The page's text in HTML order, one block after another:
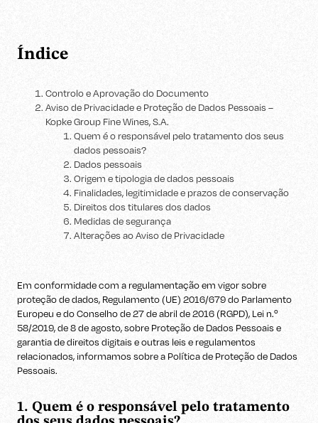
Índice
Controlo e Aprovação do Documento
Aviso de Privacidade e Proteção de Dados Pessoais –
Kopke Group Fine Wines, S.A.
Quem é o responsável pelo tratamento dos seus
dados pessoais?
Dados pessoais
Origem e tipologia de dados pessoais
Finalidades, legitimidade e prazos de conservação
Direitos dos titulares dos dados
Medidas de segurança
Alterações ao Aviso de Privacidade
Em conformidade com a regulamentação em vigor sobre
proteção de dados, Regulamento (UE) 2016/679 do Parlamento
Europeu e do Conselho de 27 de abril de 2016 (RGPD), Lei n.º
58/2019, de 8 de agosto, sobre Proteção de Dados Pessoais e
garantia de direitos digitais e outras leis e regulamentos
relacionados, informamos sobre a Política de Proteção de Dados
Pessoais.
1. Quem é o responsável pelo tratamento